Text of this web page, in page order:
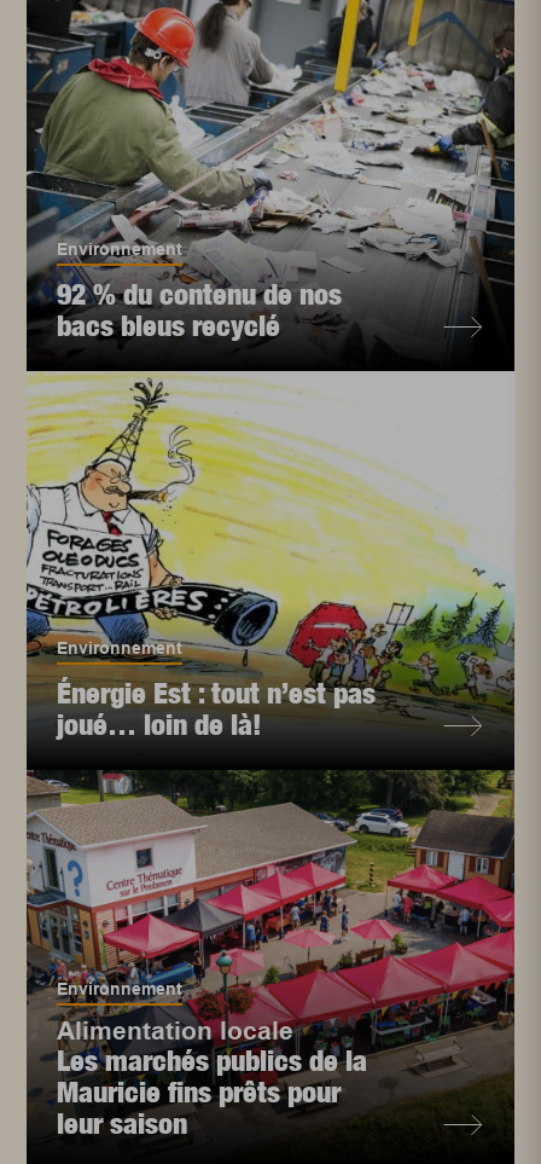
Environnement
92 % du contenu de nos
bacs bleus recyclé
Environnement
Énergie Est : tout n’est pas
joué… loin de là!
Environnement
Alimentation locale
Les marchés publics de la
Mauricie fins prêts pour
leur saison